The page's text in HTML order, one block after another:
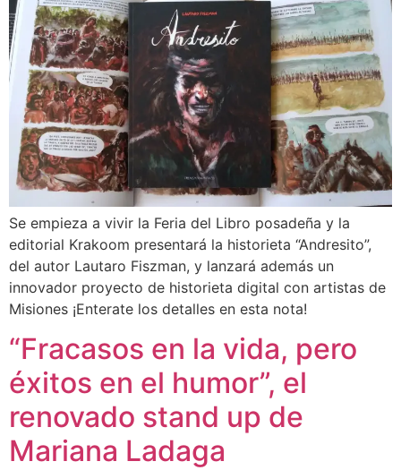
Se empieza a vivir la Feria del Libro posadeña y la
editorial Krakoom presentará la historieta “Andresito”,
del autor Lautaro Fiszman, y lanzará además un
innovador proyecto de historieta digital con artistas de
Misiones ¡Enterate los detalles en esta nota!
“Fracasos en la vida, pero
éxitos en el humor”, el
renovado stand up de
Mariana Ladaga